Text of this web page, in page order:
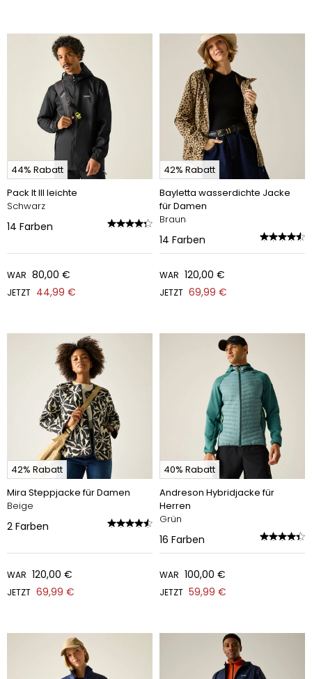
44% Rabatt
Pack It III leichte
Schwarz
14 Farben
WAR 80,00 €
JETZT 44,99 €
42% Rabatt
Bayletta wasserdichte Jacke
für Damen
Braun
14 Farben
WAR 120,00 €
JETZT 69,99 €
42% Rabatt
Mira Steppjacke für Damen
Beige
2 Farben
WAR 120,00 €
JETZT 69,99 €
40% Rabatt
Andreson Hybridjacke für
Herren
Grün
16 Farben
WAR 100,00 €
JETZT 59,99 €